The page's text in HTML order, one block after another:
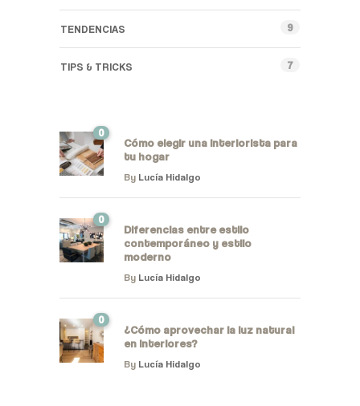
TENDENCIAS 9
TIPS & TRICKS 7
0
Cómo elegir una interiorista para
tu hogar
By Lucía Hidalgo
0
Diferencias entre estilo
contemporáneo y estilo
moderno
By Lucía Hidalgo
0
¿Cómo aprovechar la luz natural
en interiores?
By Lucía Hidalgo